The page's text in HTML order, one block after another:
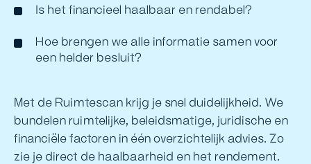
Is het financieel haalbaar en rendabel?
Hoe brengen we alle informatie samen voor
een helder besluit?
Met de Ruimtescan krijg je snel duidelijkheid. We
bundelen ruimtelijke, beleidsmatige, juridische en
financiële factoren in één overzichtelijk advies. Zo
zie je direct de haalbaarheid en het rendement.